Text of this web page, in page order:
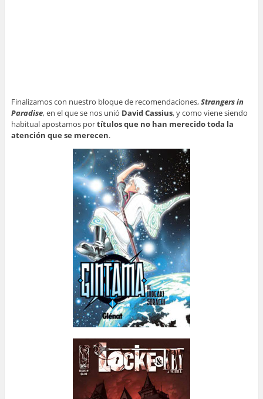
Finalizamos con nuestro bloque de recomendaciones,Strangers in
Paradise, en el que se nos unió David Cassius, y como viene siendo
habitual apostamos portítulos que no han merecido toda la
atención que se merecen.